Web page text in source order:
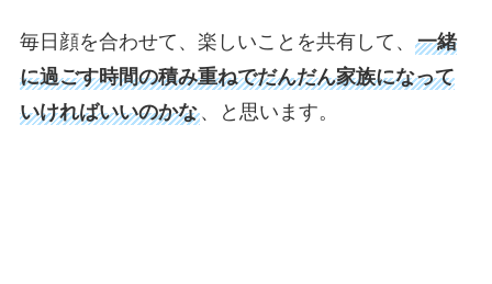
毎日顔を合わせて、楽しいことを共有して、 一緒
に過ごす時間の積み重ねでだんだん家族になって
いければいいのかな、と思います。